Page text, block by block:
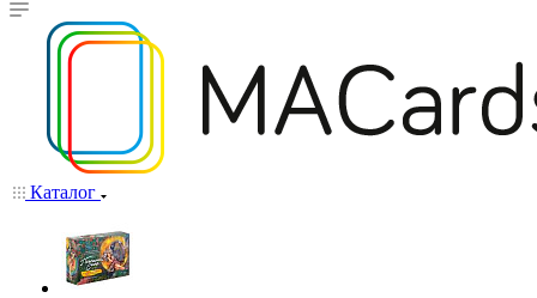
Каталог